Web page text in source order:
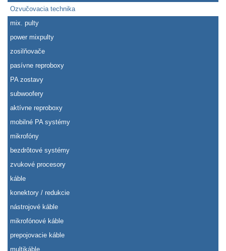
Ozvučovacia technika
mix. pulty
power mixpulty
zosilňovače
pasívne reproboxy
PA zostavy
subwoofery
aktívne reproboxy
mobilné PA systémy
mikrofóny
bezdrôtové systémy
zvukové procesory
káble
konektory / redukcie
nástrojové káble
mikrofónové káble
prepojovacie káble
multikáble